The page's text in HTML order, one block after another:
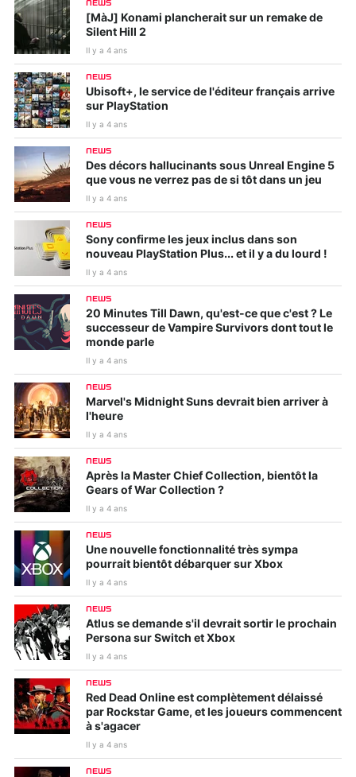
NEWS
[MàJ] Konami plancherait sur un remake de
Silent Hill 2
Il y a 4 ans
NEWS
Ubisoft+, le service de l'éditeur français arrive
sur PlayStation
Il y a 4 ans
NEWS
Des décors hallucinants sous Unreal Engine 5
que vous ne verrez pas de si tôt dans un jeu
Il y a 4 ans
NEWS
Sony confirme les jeux inclus dans son
nouveau PlayStation Plus... et il y a du lourd !
Il y a 4 ans
NEWS
20 Minutes Till Dawn, qu'est-ce que c'est ? Le
successeur de Vampire Survivors dont tout le
monde parle
Il y a 4 ans
NEWS
Marvel's Midnight Suns devrait bien arriver à
l'heure
Il y a 4 ans
NEWS
Après la Master Chief Collection, bientôt la
Gears of War Collection ?
Il y a 4 ans
NEWS
Une nouvelle fonctionnalité très sympa
pourrait bientôt débarquer sur Xbox
Il y a 4 ans
NEWS
Atlus se demande s'il devrait sortir le prochain
Persona sur Switch et Xbox
Il y a 4 ans
NEWS
Red Dead Online est complètement délaissé
par Rockstar Game, et les joueurs commencent
à s'agacer
Il y a 4 ans
NEWS